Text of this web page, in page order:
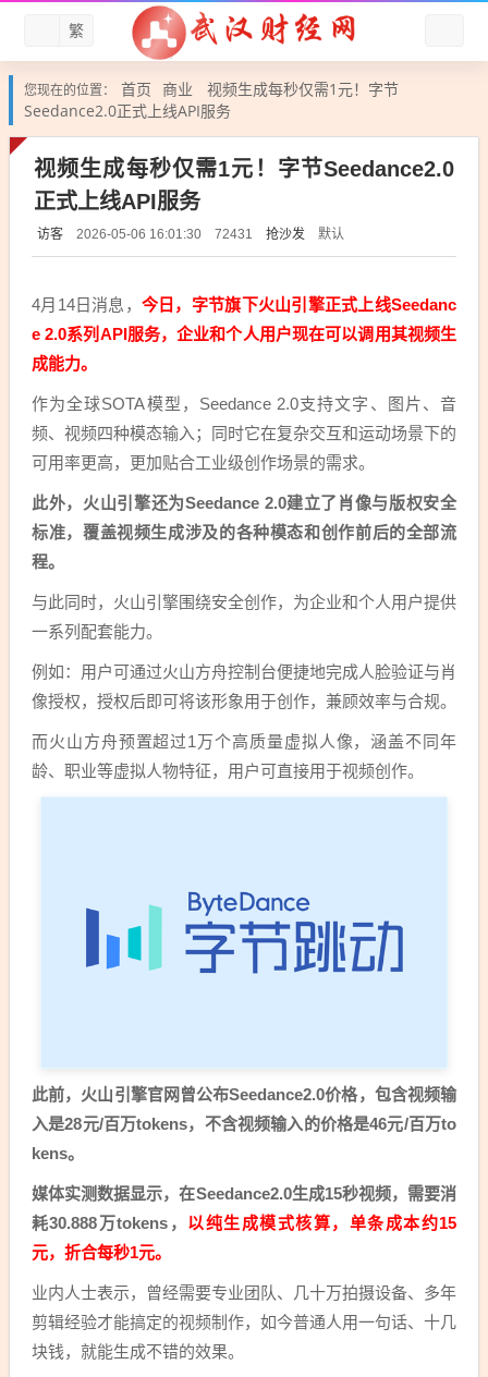
繁
您现在的位置： 首页 商业
视频生成每秒仅需1元！字节
Seedance2.0正式上线API服务
视频生成每秒仅需1元！字节Seedance2.0
正式上线API服务
访客 2026-05-06 16:01:30 72431 抢沙发 默认
4月14日消息， 今日，字节旗下火山引擎正式上线Seedanc
e 2.0系列API服务，企业和个人用户现在可以调用其视频生
成能力。
作为全球SOTA模型，Seedance 2.0支持文字、图片、音
频、视频四种模态输入；同时它在复杂交互和运动场景下的
可用率更高，更加贴合工业级创作场景的需求。
此外，火山引擎还为Seedance 2.0建立了肖像与版权安全
标准，覆盖视频生成涉及的各种模态和创作前后的全部流
程。
与此同时，火山引擎围绕安全创作，为企业和个人用户提供
一系列配套能力。
例如：用户可通过火山方舟控制台便捷地完成人脸验证与肖
像授权，授权后即可将该形象用于创作，兼顾效率与合规。
而火山方舟预置超过1万个高质量虚拟人像，涵盖不同年
龄、职业等虚拟人物特征，用户可直接用于视频创作。
此前，火山引擎官网曾公布Seedance2.0价格，包含视频输
入是28元/百万tokens，不含视频输入的价格是46元/百万to
kens。
媒体实测数据显示，在Seedance2.0生成15秒视频，需要消
耗30.888万tokens， 以纯生成模式核算，单条成本约15
元，折合每秒1元。
业内人士表示，曾经需要专业团队、几十万拍摄设备、多年
剪辑经验才能搞定的视频制作，如今普通人用一句话、十几
块钱，就能生成不错的效果。